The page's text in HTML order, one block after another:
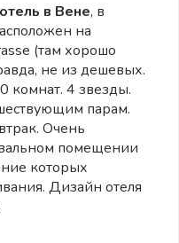
в Вене, в
на
(там хорошо
не из дешевых.
комнат. 4 звезды.
парам.
Очень
помещении
которых
Дизайн отеля